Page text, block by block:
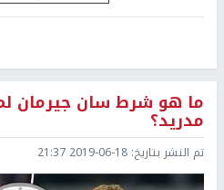
ما هو شرط سان جيرمان
مدريد؟
تم النشر بتاريخ: 2019-06-18 21:37